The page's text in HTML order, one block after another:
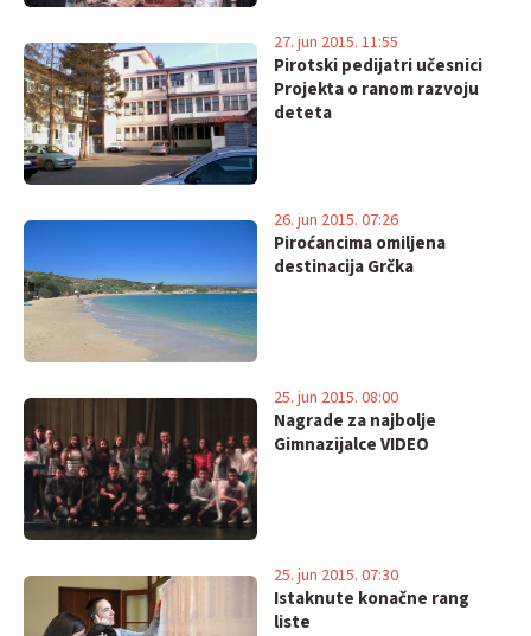
Pirotski pedijatri učesnici
Projekta o ranom razvoju
deteta
27. jun 2015. 11:55
Piroćancima omiljena
destinacija Grčka
26. jun 2015. 07:26
Nagrade za najbolje
Gimnazijalce VIDEO
25. jun 2015. 08:00
Istaknute konačne rang
liste
25. jun 2015. 07:30